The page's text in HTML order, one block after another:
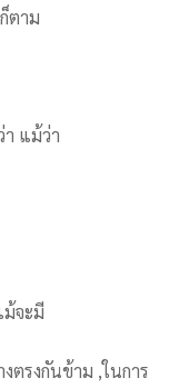
ตาม
แม้ว่า
จะมี
ตรงกันข้าม ,ในการ